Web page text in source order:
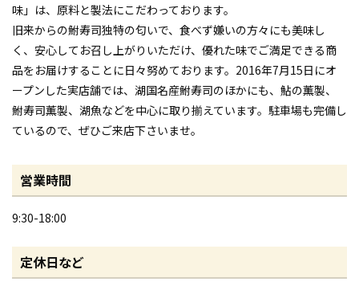
味」は、原料と製法にこだわっております。
旧来からの鮒寿司独特の匂いで、食べず嫌いの方々にも美味し
く、安心してお召し上がりいただけ、優れた味でご満足できる商
品をお届けすることに日々努めております。2016年7月15日にオ
ープンした実店舗では、湖国名産鮒寿司のほかにも、鮎の薫製、
鮒寿司薫製、湖魚などを中心に取り揃えています。駐車場も完備し
ているので、ぜひご来店下さいませ。
営業時間
9:30-18:00
定休日など